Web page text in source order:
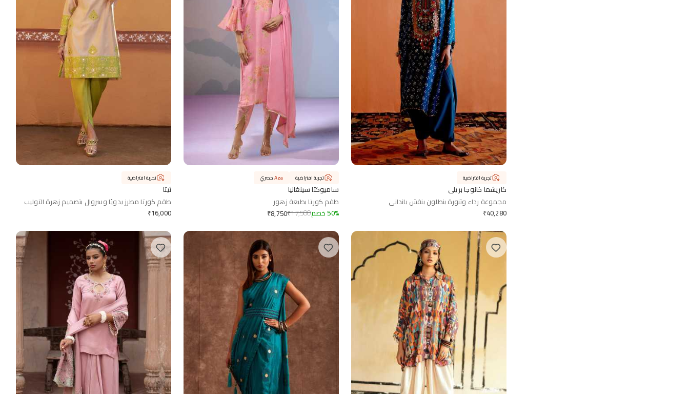
كاريشما خانوجا بريلي
مجموعة رداء وتنورة بنطلون بنقش بانداني
₹40,280
تجربة افتراضية
ساميوكتا سينغانيا
طقم كورتا بطبعة زهور
₹8,750₹17,500 50% خصم
تجربة افتراضية Azaحصري
ثيتا
طقم كورتا مطرز يدويًا وسروال بتصميم زهرة التوليب
₹16,000
تجربة افتراضية